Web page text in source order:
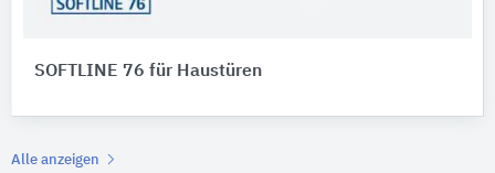
SOFTLINE 76 für Haustüren
Alle anzeigen